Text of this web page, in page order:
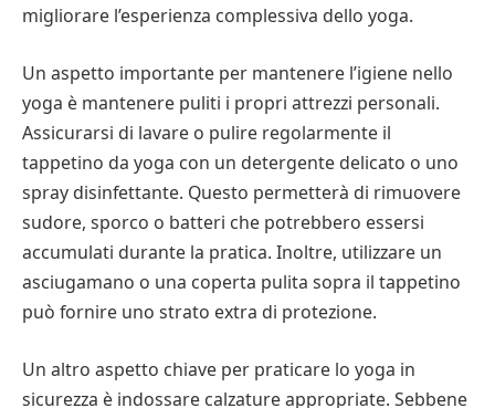
migliorare l’esperienza complessiva dello yoga.
Un aspetto importante per mantenere l’igiene nello
yoga è mantenere puliti i propri attrezzi personali.
Assicurarsi di lavare o pulire regolarmente il
tappetino da yoga con un detergente delicato o uno
spray disinfettante. Questo permetterà di rimuovere
sudore, sporco o batteri che potrebbero essersi
accumulati durante la pratica. Inoltre, utilizzare un
asciugamano o una coperta pulita sopra il tappetino
può fornire uno strato extra di protezione.
Un altro aspetto chiave per praticare lo yoga in
sicurezza è indossare calzature appropriate. Sebbene